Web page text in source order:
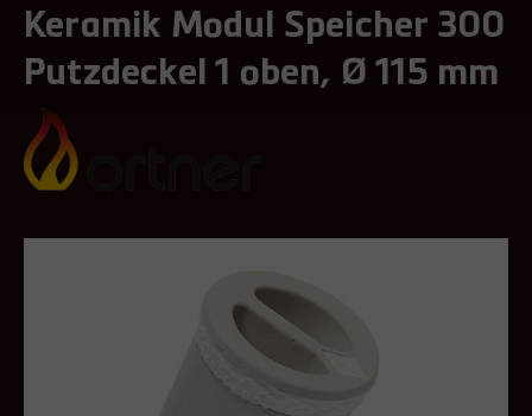
Keramik Modul Speicher 300
Putzdeckel 1 oben, Ø 115 mm